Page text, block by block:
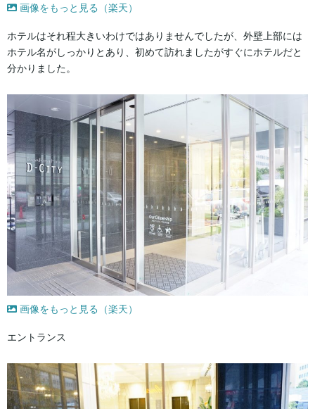
画像をもっと見る（楽天）
ホテルはそれ程大きいわけではありませんでしたが、外壁上部には
ホテル名がしっかりとあり、初めて訪れましたがすぐにホテルだと
分かりました。
画像をもっと見る（楽天）
エントランス